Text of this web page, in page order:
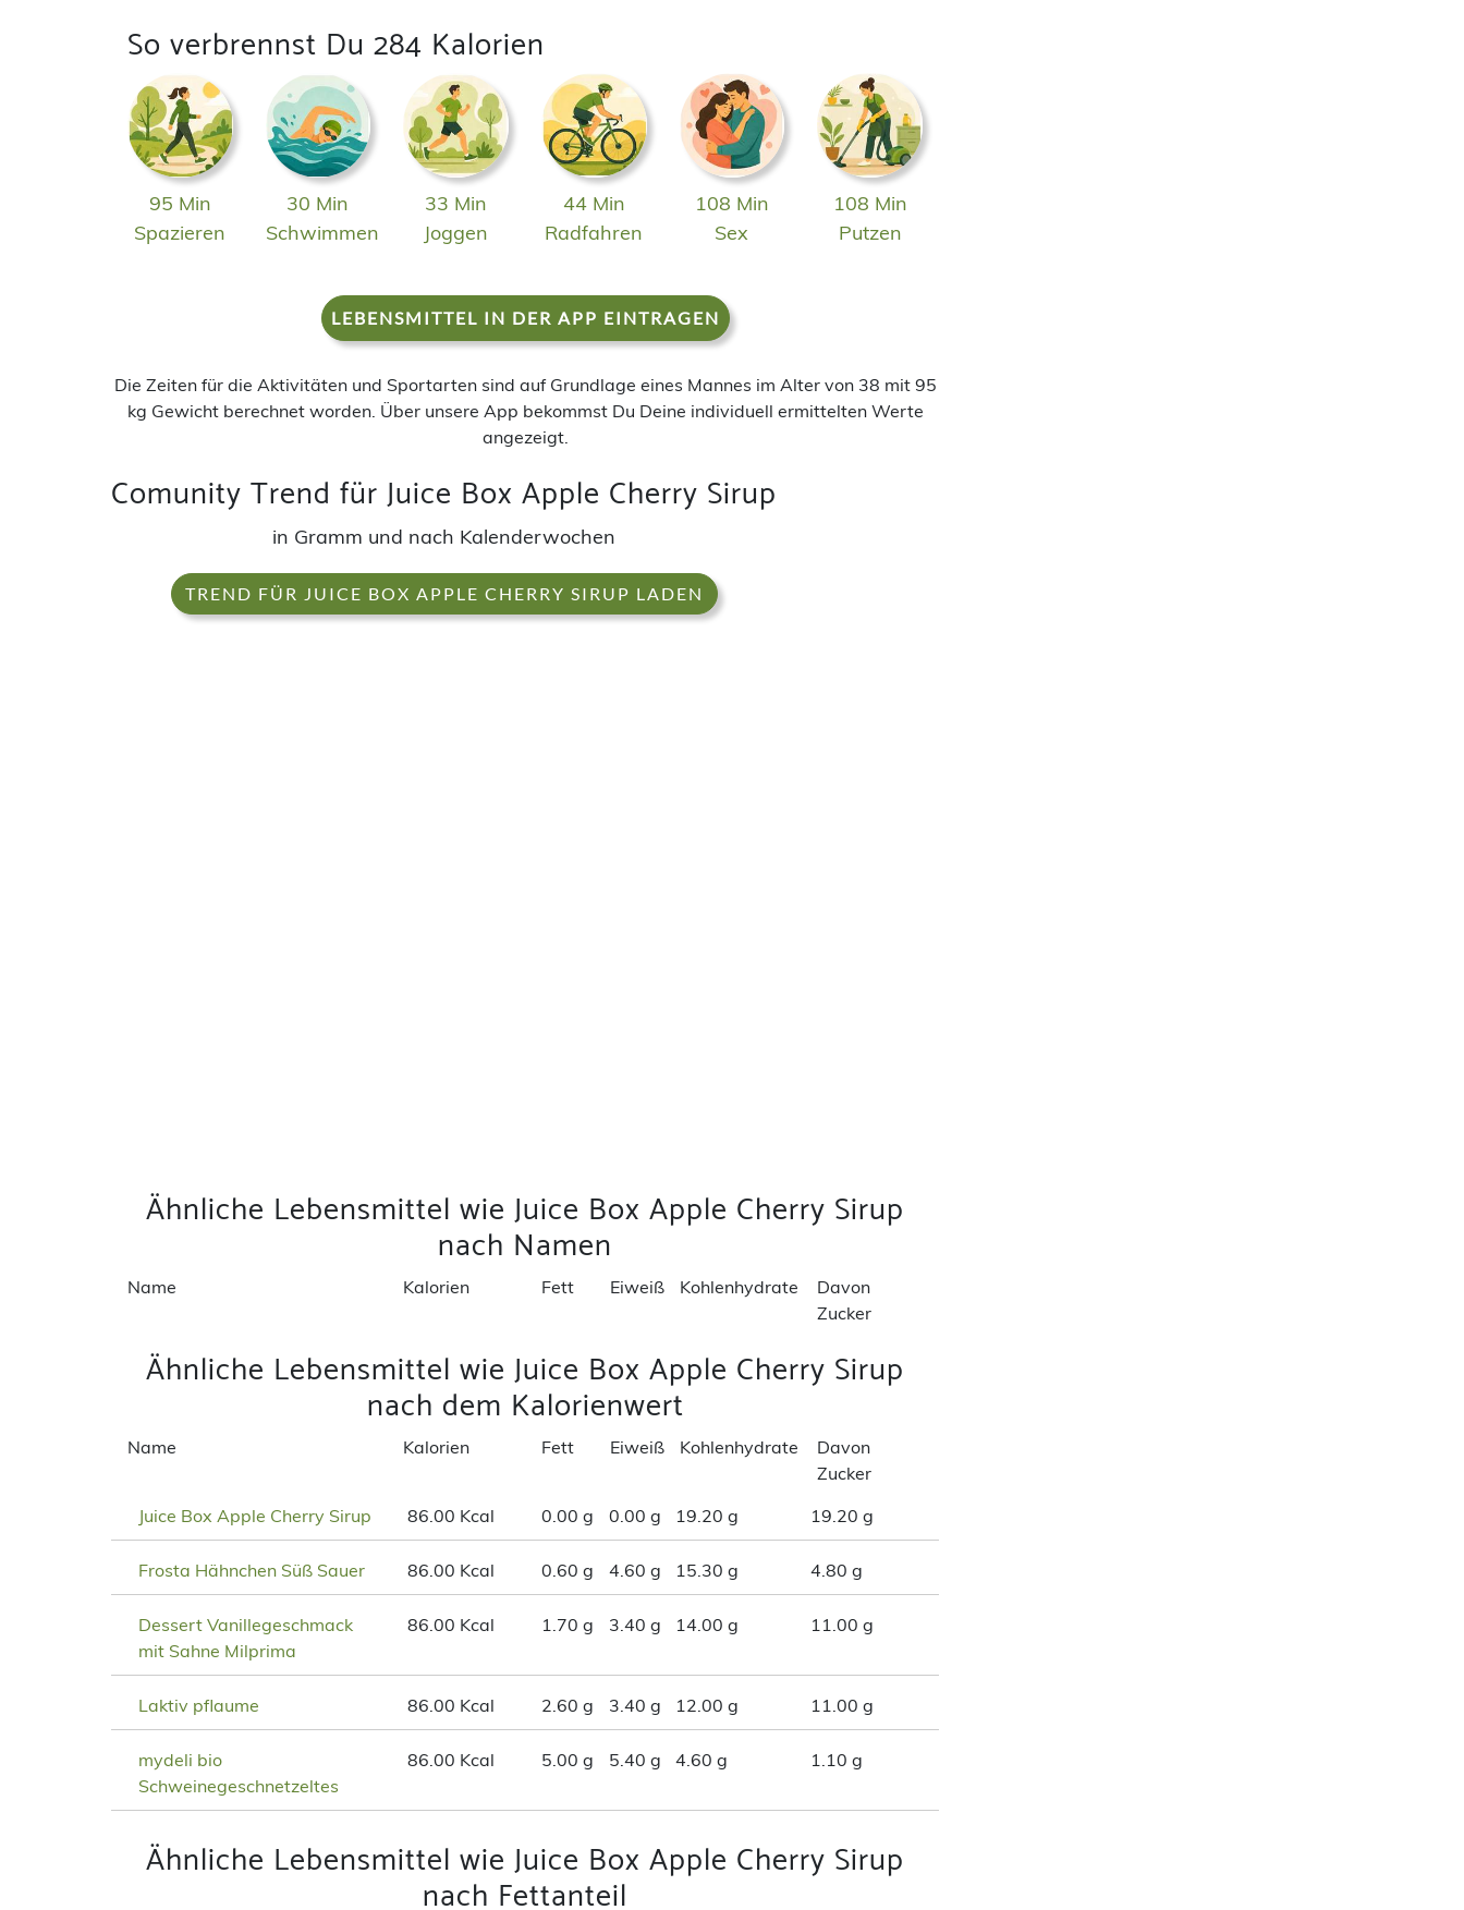
So verbrennst Du 284 Kalorien
95 Min
Spazieren
30 Min
Schwimmen
33 Min
Joggen
44 Min
Radfahren
108 Min
Sex
108 Min
Putzen
LEBENSMITTEL IN DER APP EINTRAGEN
Die Zeiten für die Aktivitäten und Sportarten sind auf Grundlage eines Mannes im Alter von 38 mit 95
kg Gewicht berechnet worden. Über unsere App bekommst Du Deine individuell ermittelten Werte
angezeigt.
Comunity Trend für Juice Box Apple Cherry Sirup
in Gramm und nach Kalenderwochen
TREND FÜR JUICE BOX APPLE CHERRY SIRUP LADEN
Ähnliche Lebensmittel wie Juice Box Apple Cherry Sirup
nach Namen
Name Kalorien Fett Eiweiß Kohlenhydrate
Davon
Zucker
Ähnliche Lebensmittel wie Juice Box Apple Cherry Sirup
nach dem Kalorienwert
Name Kalorien Fett Eiweiß Kohlenhydrate
Davon
Zucker
Juice Box Apple Cherry Sirup
86.00 Kcal 0.00 g 0.00 g 19.20 g 19.20 g
Frosta Hähnchen Süß Sauer 86.00 Kcal 0.60 g 4.60 g 15.30 g 4.80 g
Dessert Vanillegeschmack
mit Sahne Milprima
86.00 Kcal 1.70 g 3.40 g 14.00 g 11.00 g
Laktiv pflaume 86.00 Kcal 2.60 g 3.40 g 12.00 g 11.00 g
mydeli bio
Schweinegeschnetzeltes
86.00 Kcal 5.00 g 5.40 g 4.60 g 1.10 g
Ähnliche Lebensmittel wie Juice Box Apple Cherry Sirup
nach Fettanteil